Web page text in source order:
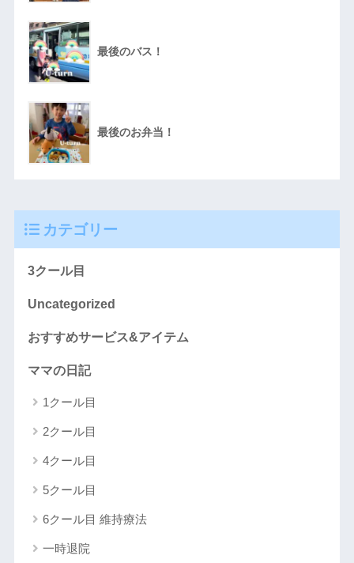
最後のバス！
最後のお弁当！
カテゴリー
3クール目
Uncategorized
おすすめサービス&アイテム
ママの日記
1クール目
2クール目
4クール目
5クール目
6クール目 維持療法
一時退院